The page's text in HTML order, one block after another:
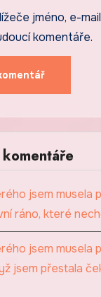
jméno, e-
komentáře.
jsem musela
ráno, které
jsem musela
jsem přestala